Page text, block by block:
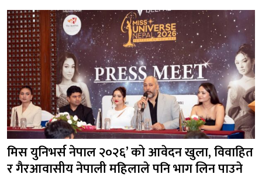
मिस युनिभर्स नेपाल २०२६’ को आवेदन खुला, विवाहित
र गैरआवासीय नेपाली महिलाले पनि भाग लिन पाउने